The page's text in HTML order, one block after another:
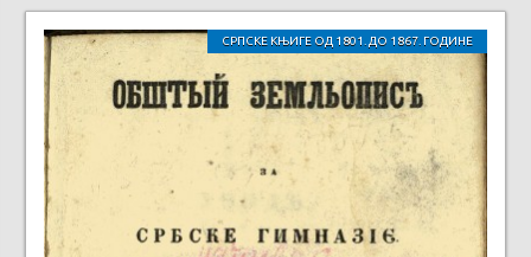
СРПСКЕ КЊИГЕ ОД 1801. ДО 1867. ГОДИНЕ